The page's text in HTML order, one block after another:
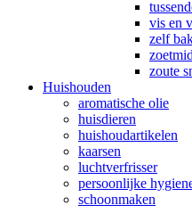
vis en
zelf
zoute
Huishouden
aromatische olie
huisdieren
huishoudartikelen
kaarsen
luchtverfrisser
persoonlijke
schoonmaken